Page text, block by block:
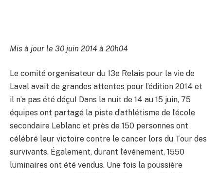
Mis à jour le 30 juin 2014 à 20h04
Le comité organisateur du 13e Relais pour la vie de
Laval avait de grandes attentes pour l’édition 2014 et
il n’a pas été déçu! Dans la nuit de 14 au 15 juin, 75
équipes ont partagé la piste d’athlétisme de l’école
secondaire Leblanc et près de 150 personnes ont
célébré leur victoire contre le cancer lors du Tour des
survivants. Également, durant l’événement, 1550
luminaires ont été vendus. Une fois la poussière